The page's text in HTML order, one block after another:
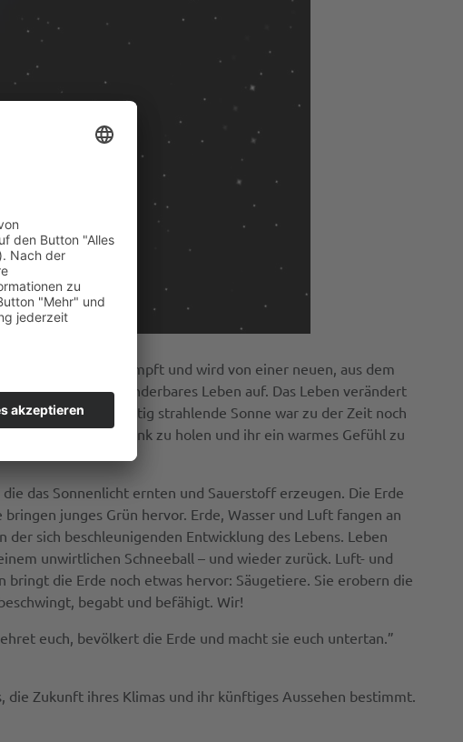
hüllt sie ein, verdampft und wird von einer neuen, aus dem
und wunderbares Leben auf. Das Leben verändert
heute so übermächtig strahlende Sonne war zu der Zeit noch
dem Gefrierschrank zu holen und ihr ein warmes Gefühl zu
das Sonnenlicht ernten und Sauerstoff erzeugen. Die Erde
junges Grün hervor. Erde, Wasser und Luft fangen an
sich beschleunigenden Entwicklung des Lebens. Leben
unwirtlichen Schneeball – und wieder zurück. Luft- und
die Erde noch etwas hervor: Säugetiere. Sie erobern die
begabt und befähigt. Wir!
euch, bevölkert die Erde und macht sie euch untertan.”
Zukunft ihres Klimas und ihr künftiges Aussehen bestimmt.